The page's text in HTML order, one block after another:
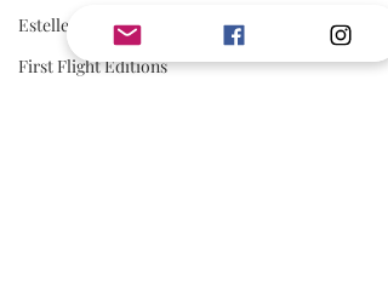
Estelle Every
First Flight Editions